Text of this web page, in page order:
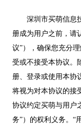
深圳市买萌信息技
册成为用户之前，请
议”），确保您充分
受或不接受本协议。
册、登录或使用本协
将视为对本协议的接
协议约定买萌与用户
务”）的权利义务。“